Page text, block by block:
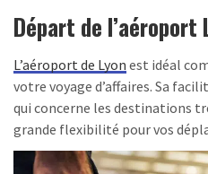
Départ de l’aéroport
L’aéroport de Lyon est idéal
votre voyage d’affaires. Sa
qui concerne les destinations
grande flexibilité pour vos